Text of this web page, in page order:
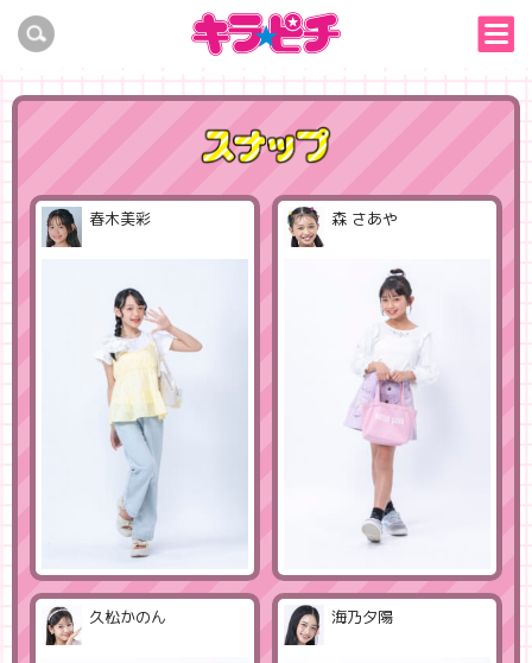
春木美彩 森 さあや
久松かのん 海乃夕陽